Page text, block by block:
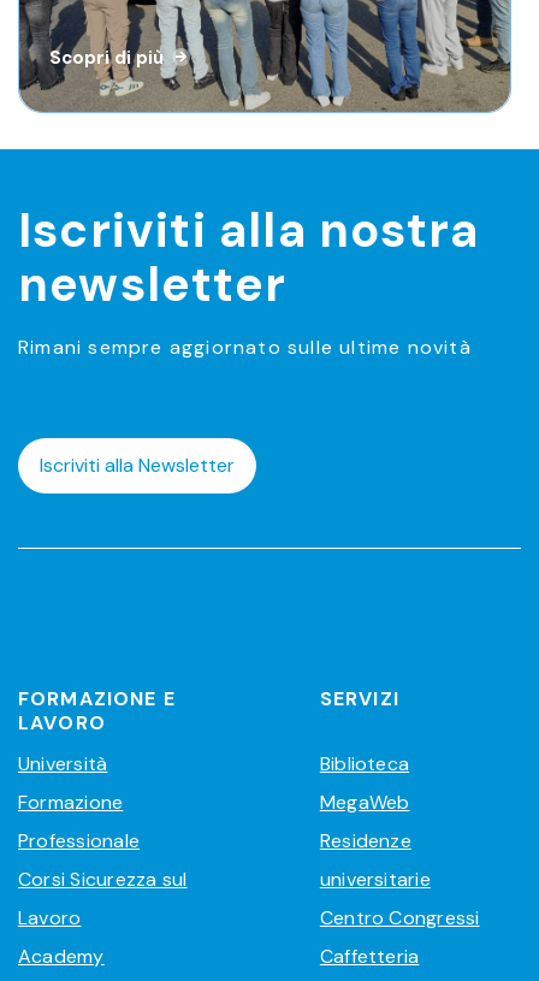
Scopri di più
Scopri di più
Iscriviti alla nostra
newsletter
Rimani sempre aggiornato sulle ultime novità
Iscriviti alla Newsletter
FORMAZIONE E
LAVORO
Università
Formazione
Professionale
Corsi Sicurezza sul
Lavoro
Academy
SERVIZI
Biblioteca
MegaWeb
Residenze
universitarie
Centro Congressi
Caffetteria